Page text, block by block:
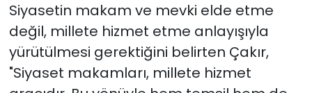
Siyasetin makam ve mevki elde etme
değil, millete hizmet etme anlayışıyla
yürütülmesi gerektiğini belirten Çakır,
"Siyaset makamları, millete hizmet